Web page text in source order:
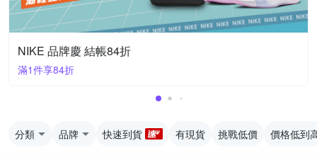
NIKE 品牌慶 結帳84折
滿1件享84折
分類 品牌 快速到貨 有現貨 挑戰低價 價格低到